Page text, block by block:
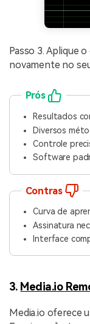
Passo 3. Aplique
novamente no
Prós
Resultados
Diversos
Controle
Software
Contras
Curva de
Assinatura
Interface
3. Media.io
Media.io oferece